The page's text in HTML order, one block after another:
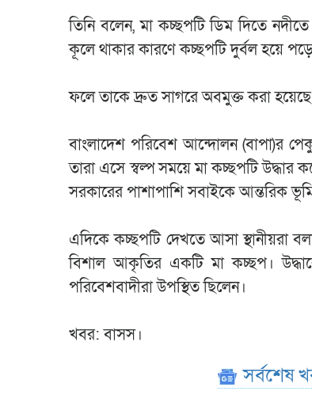
তিনি বলেন, মা কচ্ছপটি ডিম দিতে
কূলে থাকার কারণে কচ্ছপটি দুর্বল হয়ে
ফলে তাকে দ্রুত সাগরে অবমুক্ত করা
‎বাংলাদেশ পরিবেশ আন্দোলন (বাপা)র
তারা এসে স্বল্প সময়ে মা কচ্ছপটি উদ্ধার
সরকারের পাশাপাশি সবাইকে আন্তরিক
‎এদিকে কচ্ছপটি দেখতে আসা স্থানীয়রা
বিশাল আকৃতির একটি মা কচ্ছপ।
পরিবেশবাদীরা উপস্থিত ছিলেন।
খবর: বাসস।
সর্বশেষ